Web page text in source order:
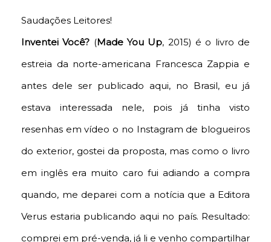
Saudações Leitores!
Inventei Você? (Made You Up, 2015) é o livro de
estreia da norte-americana Francesca Zappia e
antes dele ser publicado aqui, no Brasil, eu já
estava interessada nele, pois já tinha visto
resenhas em vídeo o no Instagram de blogueiros
do exterior, gostei da proposta, mas como o livro
em inglês era muito caro fui adiando a compra
quando, me deparei com a notícia que a Editora
Verus estaria publicando aqui no país. Resultado:
comprei em pré-venda, já li e venho compartilhar